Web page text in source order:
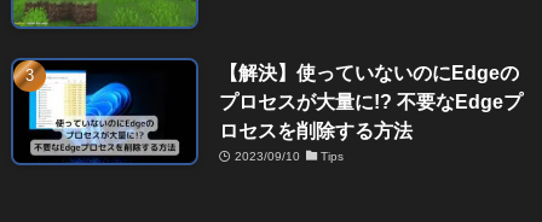
【解決】使っていないのにEdgeの
プロセスが大量に!? 不要なEdgeプ
ロセスを削除する方法
2023/09/10 Tips